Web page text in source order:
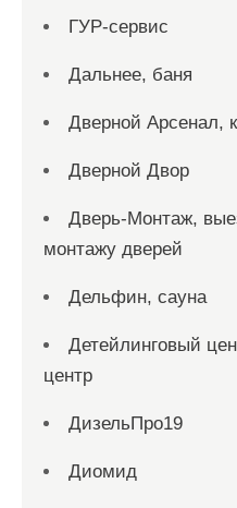
ГУР-сервис
Дальнее, баня
Дверной Арсенал,
Дверной Двор
Дверь-Монтаж,
монтажу дверей
Дельфин, сауна
Детейлинговый
центр
ДизельПро19
Диомид